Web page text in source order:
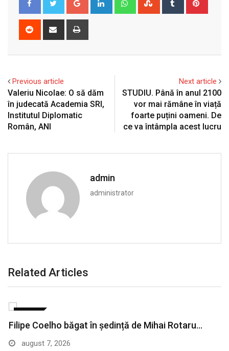
Reddit
Share
Previous article
Valeriu Nicolae: O să dăm
în judecată Academia SRI,
Institutul Diplomatic
Român, ANI
Next article
STUDIU. Până în anul 2100
vor mai rămâne în viață
foarte puțini oameni. De
ce va întâmpla acest lucru
admin
administrator
Related Articles
Filipe Coelho băgat în ședință de Mihai Rotaru…
august 7, 2026